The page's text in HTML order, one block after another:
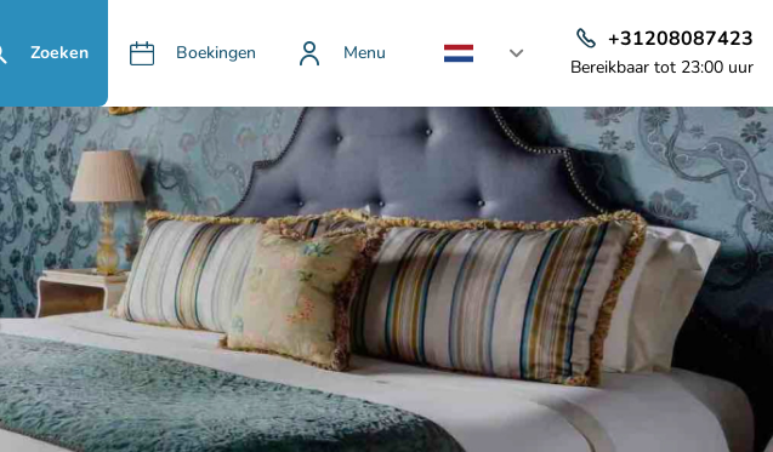
Zoeken Boekingen Menu
+31208087423
Bereikbaar tot 23:00 uur